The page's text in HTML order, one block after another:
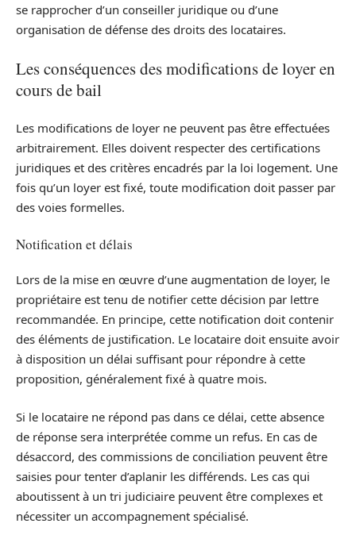
se rapprocher d’un conseiller juridique ou d’une
organisation de défense des droits des locataires.
Les conséquences des modifications de loyer en
cours de bail
Les modifications de loyer ne peuvent pas être effectuées
arbitrairement. Elles doivent respecter des certifications
juridiques et des critères encadrés par la loi logement. Une
fois qu’un loyer est fixé, toute modification doit passer par
des voies formelles.
Notification et délais
Lors de la mise en œuvre d’une augmentation de loyer, le
propriétaire est tenu de notifier cette décision par lettre
recommandée. En principe, cette notification doit contenir
des éléments de justification. Le locataire doit ensuite avoir
à disposition un délai suffisant pour répondre à cette
proposition, généralement fixé à quatre mois.
Si le locataire ne répond pas dans ce délai, cette absence
de réponse sera interprétée comme un refus. En cas de
désaccord, des commissions de conciliation peuvent être
saisies pour tenter d’aplanir les différends. Les cas qui
aboutissent à un tri judiciaire peuvent être complexes et
nécessiter un accompagnement spécialisé.